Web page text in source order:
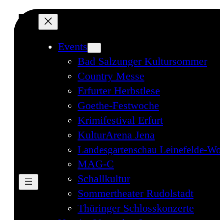
Direkt
zum
Inhalt
Events
Bad Salzunger Kultursommer
Country Messe
Erfurter Herbstlese
Goethe-Festwoche
Krimifestival Erfurt
KulturArena Jena
Landesgartenschau Leinefelde-
MAG-C
Schallkultur
Sommertheater Rudolstadt
Thüringer Schlosskonzerte